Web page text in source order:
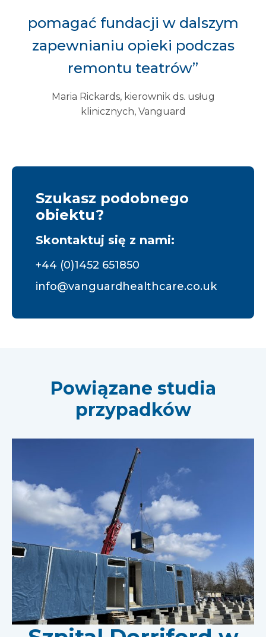
pomagać fundacji w dalszym
zapewnianiu opieki podczas
remontu teatrów”
Maria Rickards, kierownik ds. usług
klinicznych, Vanguard
Szukasz podobnego
obiektu?
Skontaktuj się z nami:
+44 (0)1452 651850
info@vanguardhealthcare.co.uk
Powiązane studia
przypadków